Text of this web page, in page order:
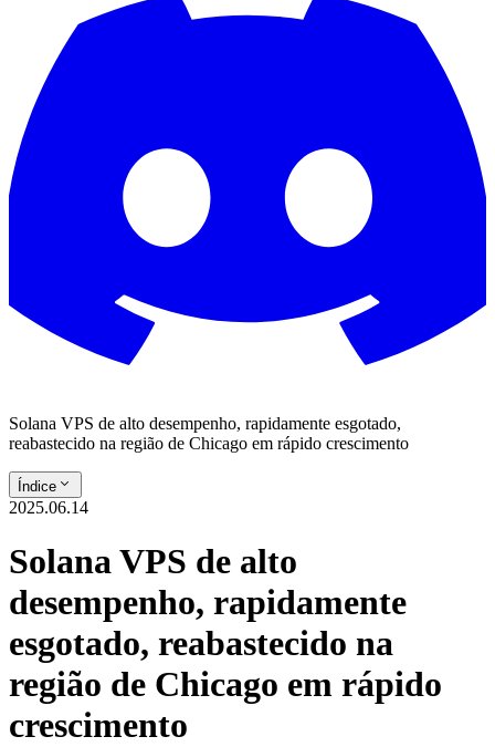
Solana VPS de alto desempenho, rapidamente esgotado,
reabastecido na região de Chicago em rápido crescimento
Índice
2025.06.14
Solana VPS de alto
desempenho, rapidamente
esgotado, reabastecido na
região de Chicago em rápido
crescimento